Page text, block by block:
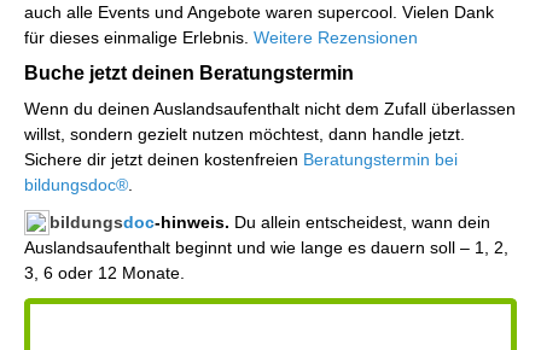
auch alle Events und Angebote waren supercool. Vielen Dank
für dieses einmalige Erlebnis. Weitere Rezensionen
Buche jetzt deinen Beratungstermin
Wenn du deinen Auslandsaufenthalt nicht dem Zufall überlassen
willst, sondern gezielt nutzen möchtest, dann handle jetzt.
Sichere dir jetzt deinen kostenfreien Beratungstermin bei
bildungsdoc®
bildungsdoc-hinweis. Du allein entscheidest, wann dein
Auslandsaufenthalt beginnt und wie lange es dauern soll – 1, 2,
3, 6 oder 12 Monate.